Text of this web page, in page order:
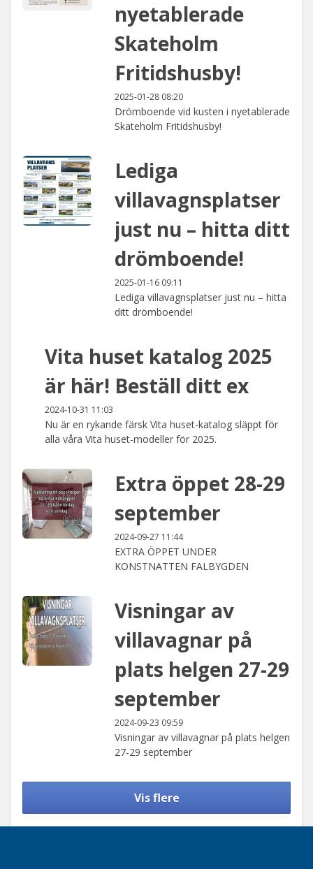
nyetablerade
Skateholm
Fritidshusby!
2025-01-28 08:20
Drömboende vid kusten i nyetablerade
Skateholm Fritidshusby!
Lediga
villavagnsplatser
just nu – hitta ditt
drömboende!
2025-01-16 09:11
Lediga villavagnsplatser just nu – hitta
ditt drömboende!
Vita huset katalog 2025
är här! Beställ ditt ex
2024-10-31 11:03
Nu är en rykande färsk Vita huset-katalog släppt för
alla våra Vita huset-modeller för 2025.
Extra öppet 28-29
september
2024-09-27 11:44
EXTRA ÖPPET UNDER
KONSTNATTEN FALBYGDEN
Visningar av
villavagnar på
plats helgen 27-29
september
2024-09-23 09:59
Visningar av villavagnar på plats helgen
27-29 september
Vis flere